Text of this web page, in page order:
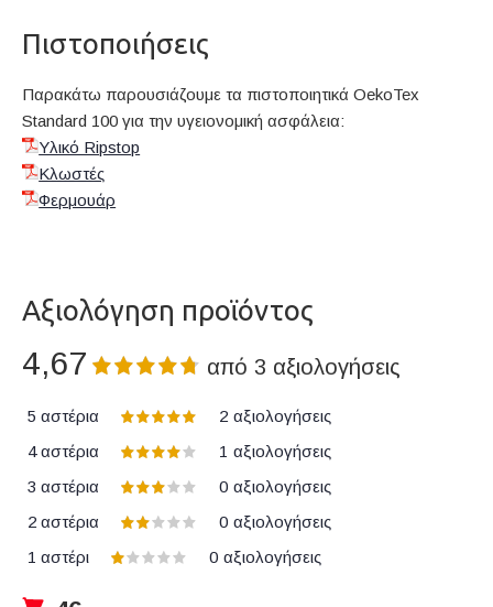
Πιστοποιήσεις
Παρακάτω παρουσιάζουμε τα πιστοποιητικά OekoTex
Standard 100 για την υγειονομική ασφάλεια:
Υλικό Ripstop
Κλωστές
Φερμουάρ
Αξιολόγηση προϊόντος
4,67 από3 αξιολογήσεις
5 αστέρια 2 αξιολογήσεις
4 αστέρια
1 αξιολογήσεις
3 αστέρια
0 αξιολογήσεις
2 αστέρια
0 αξιολογήσεις
1 αστέρι
0 αξιολογήσεις